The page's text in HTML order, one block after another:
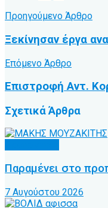
Προηγούμενο Άρθρο
Ξεκίνησαν έργα
Επόμενο Άρθρο
Επιστροφή Αντ.
ΣχετικάΆρθρα
Παραμένει στο
7 Αυγούστου 2026